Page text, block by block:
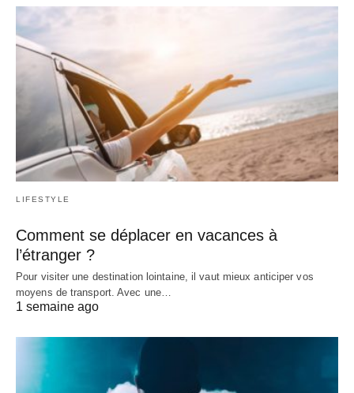
LIFESTYLE
Comment se déplacer en vacances à
l’étranger ?
Pour visiter une destination lointaine, il vaut mieux anticiper vos
moyens de transport. Avec une…
1 semaine ago